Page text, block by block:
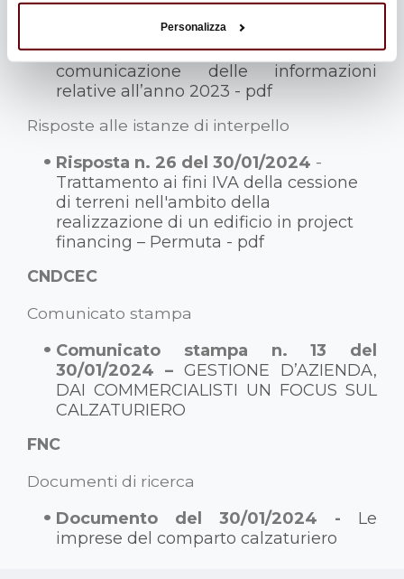
Personalizza
informazioni nel settore fiscale.
Modalità e termini di comunicazione
delle informazioni. Termine per la
comunicazione delle informazioni
relative all’anno 2023 - pdf
Risposte alle istanze di interpello
Risposta n. 26 del 30/01/2024 -
Trattamento ai fini IVA della cessione
di terreni nell'ambito della
realizzazione di un edificio in project
financing – Permuta - pdf
CNDCEC
Comunicato stampa
Comunicato stampa n. 13 del
30/01/2024 – GESTIONE D’AZIENDA,
DAI COMMERCIALISTI UN FOCUS SUL
CALZATURIERO
FNC
Documenti di ricerca
Documento del 30/01/2024 - Le
imprese del comparto calzaturiero